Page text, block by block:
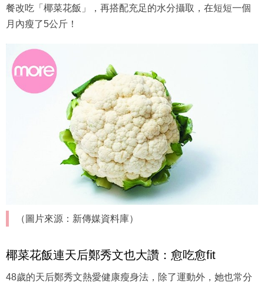
餐改吃「椰菜花飯」，再搭配充足的水分攝取，在短短一個
月內瘦了5公斤！
（圖片來源：新傳媒資料庫）
椰菜花飯連天后鄭秀文也大讚：愈吃愈fit
48歲的天后鄭秀文熱愛健康瘦身法，除了運動外，她也常分